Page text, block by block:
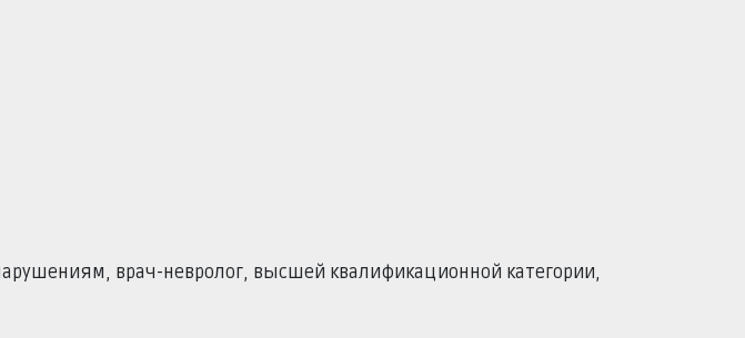
врач-невролог, высшей квалификационной категории,